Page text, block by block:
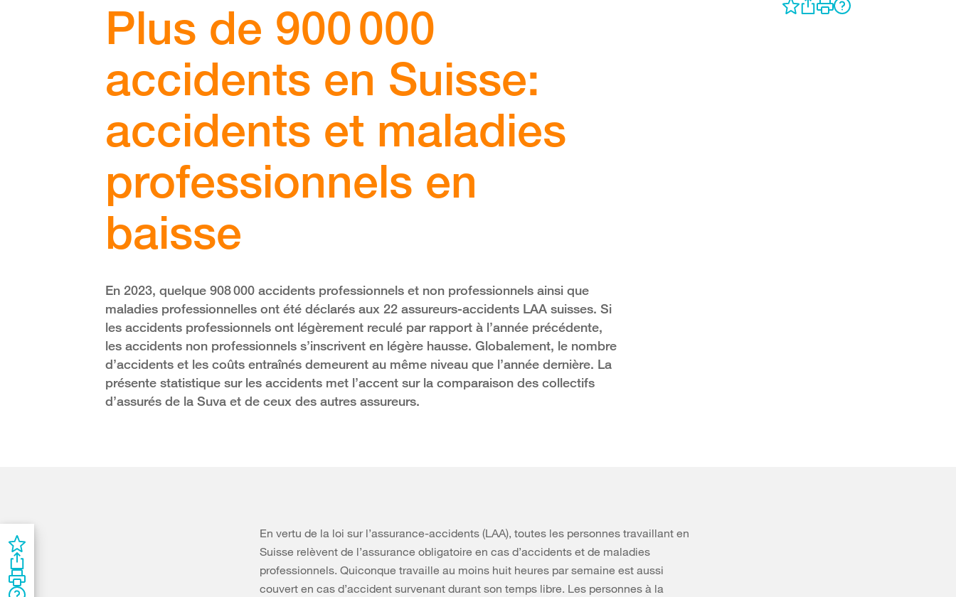
Plus de 900 000
accidents en Suisse:
accidents et maladies
professionnels en
baisse
En 2023, quelque 908 000 accidents professionnels et non professionnels ainsi que
maladies professionnelles ont été déclarés aux 22 assureurs-accidents LAA suisses. Si
les accidents professionnels ont légèrement reculé par rapport à l’année précédente,
les accidents non professionnels s’inscrivent en légère hausse. Globalement, le nombre
d’accidents et les coûts entraînés demeurent au même niveau que l’année dernière. La
présente statistique sur les accidents met l’accent sur la comparaison des collectifs
d’assurés de la Suva et de ceux des autres assureurs.
En vertu de la loi sur l’assurance-accidents (LAA), toutes les personnes travaillant en
Suisse relèvent de l’assurance obligatoire en cas d’accidents et de maladies
professionnels. Quiconque travaille au moins huit heures par semaine est aussi
couvert en cas d’accident survenant durant son temps libre. Les personnes à la